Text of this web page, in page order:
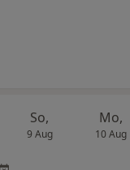
So,
9 Aug
Mo,
10 Aug